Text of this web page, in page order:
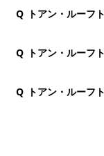
Q トアン・ルーフ
Q トアン・ルーフ
Q トアン・ルーフ